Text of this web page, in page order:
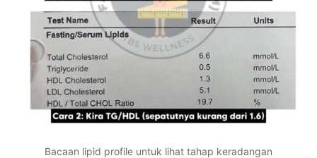
Bacaan lipid profile untuk lihat tahap keradangan